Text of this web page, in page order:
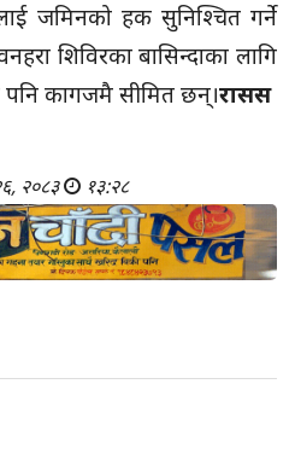
जमिनको हक सुनिश्चित गर्ने
शिविरका बासिन्दाका लागि
कागजमै सीमित छन्।रासस
२०८३ १३:२८